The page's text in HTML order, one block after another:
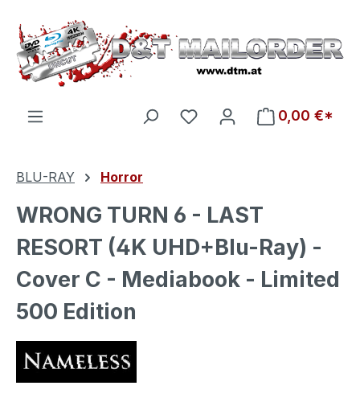
Zum Hauptinhalt springen
Du hast 0 Produkte auf
0,00 €*
BLU-RAY Horror
WRONG TURN 6 - LAST
RESORT (4K UHD+Blu-Ray) -
Cover C - Mediabook - Limited
500 Edition